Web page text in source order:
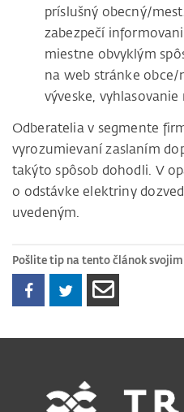
príslušný obecný/
zabezpečí
miestne obvyklým
na web stránke obce/
výveske,
Odberatelia v segmente
vyrozumievaní zaslaním
takýto spôsob dohodli. V
o odstávke elektriny
uvedeným.
Pošlite tip na tento článok